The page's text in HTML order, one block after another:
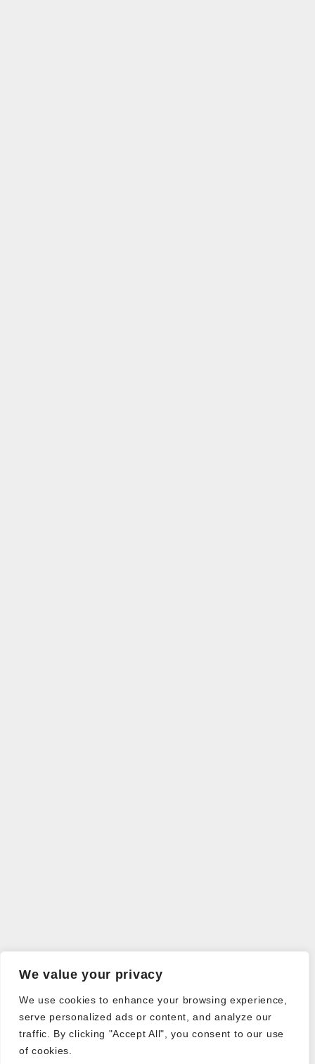
We value your privacy
We use cookies to enhance your browsing experience,
serve personalized ads or content, and analyze our
traffic. By clicking "Accept All", you consent to our use
of cookies.